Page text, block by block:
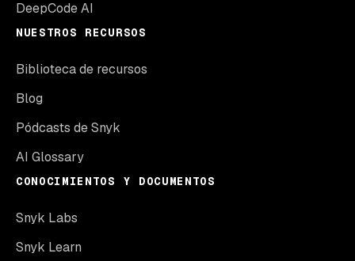
DeepCode AI
NUESTROS RECURSOS
Biblioteca de recursos
Blog
Pódcasts de Snyk
AI Glossary
CONOCIMIENTOS Y DOCUMENTOS
Snyk Labs
Snyk Learn